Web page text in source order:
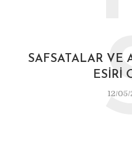
SAFSATALAR VE
ESIRI
12/05/